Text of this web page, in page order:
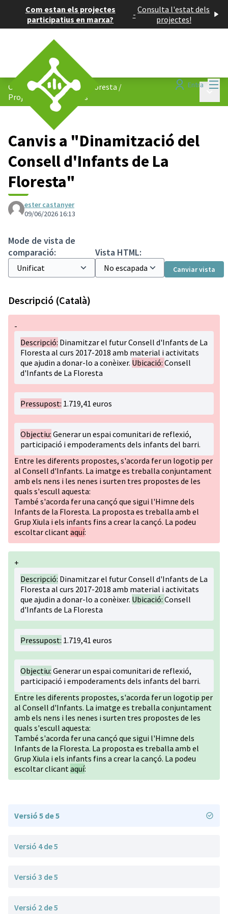
Com estan els projectes
participatius en marxa?
- Consulta l'estat dels
projectes!
Entra
Consell de Barris de La Floresta /
Projectes participatius
Canvis a "Dinamització del
Consell d'Infants de La
Floresta"
ester castanyer
09/06/2026 16:13
Mode de vista de
comparació:
Vista HTML:
Canviar vista
Descripció (Català)
-
Descripció: Dinamitzar el futur Consell d'Infants de La
Floresta al curs 2017-2018 amb material i activitats
que ajudin a donar-lo a conèixer. Ubicació: Consell
d'Infants de La Floresta
Pressupost: 1.719,41 euros
Objectiu: Generar un espai comunitari de reflexió,
participació i empoderaments dels infants del barri.
Entre les diferents propostes, s'acorda fer un logotip per
al Consell d'Infants. La imatge es treballa conjuntament
amb els nens i les nenes i surten tres propostes de les
quals s'escull aquesta:
També s'acorda fer una cançó que sigui l'Himne dels
Infants de la Floresta. La proposta es treballa amb el
Grup Xiula i els infants fins a crear la cançó. La podeu
escoltar clicantaquí:
+
Descripció: Dinamitzar el futur Consell d'Infants de La
Floresta al curs 2017-2018 amb material i activitats
que ajudin a donar-lo a conèixer. Ubicació: Consell
d'Infants de La Floresta
Pressupost: 1.719,41 euros
Objectiu: Generar un espai comunitari de reflexió,
participació i empoderaments dels infants del barri.
Entre les diferents propostes, s'acorda fer un logotip per
al Consell d'Infants. La imatge es treballa conjuntament
amb els nens i les nenes i surten tres propostes de les
quals s'escull aquesta:
També s'acorda fer una cançó que sigui l'Himne dels
Infants de la Floresta. La proposta es treballa amb el
Grup Xiula i els infants fins a crear la cançó. La podeu
escoltar clicantaquí:
Versió 5 de 5
Versió 4 de 5
Versió 3 de 5
Versió 2 de 5